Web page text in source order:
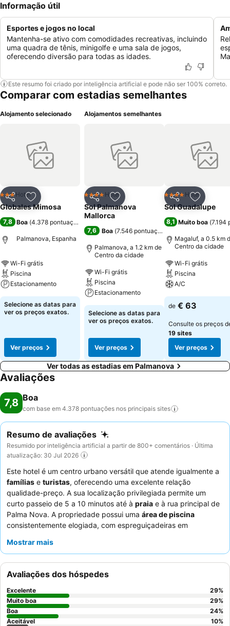
Informação útil
Esportes e jogos no local
Mantenha-se ativo com comodidades recreativas, incluindo
uma quadra de tênis, minigolfe e uma sala de jogos,
oferecendo diversão para todas as idades.
Este resumo foi criado por inteligência artificial e pode não ser 100% correto.
Comparar com estadias semelhantes
Alojamento selecionado
PartilharAdicionar aos favoritos
3 Estrelas
Hotel
Globales Mimosa
7,8 Boa (4.378 pontuações
Palmanova, Espanha
Wi-Fi grátis
Piscina
Estacionamento
Selecione as datas para
ver os preços exatos.
Ver preços
Alojamentos semelhantes
PartilharAdicionar aos favoritos
4 EstrelasHotel
Sol Palmanova
Mallorca
7,6 Boa (7.546 pontuações
Palmanova, a 1.2 km de
Centro da cidade
Wi-Fi grátis
Piscina
Estacionamento
Selecione as datas para
ver os preços exatos.
Ver preços
Partilhar
4 EstrelasHotel
Sol Guadalupe
8,1 Muito boa (7.194
Magaluf, a 0.5 km
Centro da cidade
Wi-Fi grátis
Piscina
A/C
de € 63
Consulte os preços
19 sites
Ver preços
Ver todas as estadias em Palmanova
Avaliações
7,8 Boa
com base em 4.378 pontuações nos principais sites
Resumo de avaliações
Resumido por inteligência artificial a partir de 800+ comentários · Última
atualização: 30 Jul 2026
Este hotel é um centro urbano versátil que atende igualmente a
famílias e turistas, oferecendo uma excelente relação
qualidade-preço. A sua localização privilegiada permite um
curto passeio de 5 a 10 minutos até à praia e à rua principal de
Palma Nova. A propriedade possui uma área de piscina
consistentemente elogiada, com espreguiçadeiras em
consistentemente o pessoal e o serviço excecionais, com a
atividades envolventes, complementando as diversas e frescas
seleções de buffet. Para uma experiência mais tranquila,
considere solicitar um quarto virado para o jardim.
Mostrar mais
Avaliações dos hóspedes
Excelente 29%
Muito boa
29%
Boa
24%
Aceitável
10%